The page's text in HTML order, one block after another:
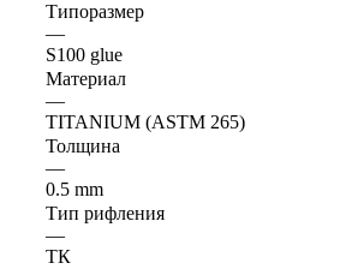
Типоразмер
—
S100 glue
Материал
—
TITANIUM (ASTM 265)
Толщина
—
0.5 mm
Тип рифления
—
ТК